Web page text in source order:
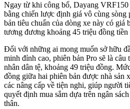
Ngay từ khi công bố, Dayang
bằng chiến lược định giá vô cùng sòng
bản tiêu chuẩn của dòng xe này có giá
tương đương khoảng 45 triệu đồng tiền
Đối với những ai mong muốn sở hữu
minh đỉnh cao, phiên bản Pro sẽ là
nhân dân tệ, khoảng 49 triệu đồng.
đồng giữa hai phiên bản được nhà sản
các nâng cấp về tiện nghi, giúp người
quyết định mua sắm dựa trên ngân
thân.